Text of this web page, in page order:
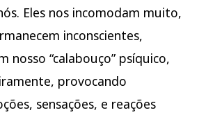
Eles nos incomodam muito,
inconscientes,
nosso “calabouço” psíquico,
provocando
sensações, e reações